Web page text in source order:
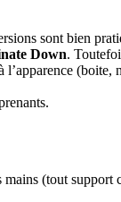
sont bien
Down.
l’apparence
mains (tout support